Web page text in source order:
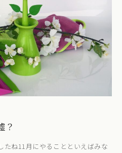
？
たね11月にやることといえばみな